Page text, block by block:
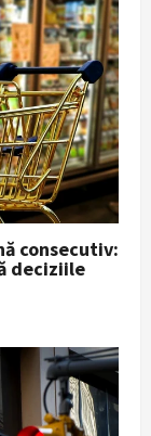
consecutiv:
deciziile